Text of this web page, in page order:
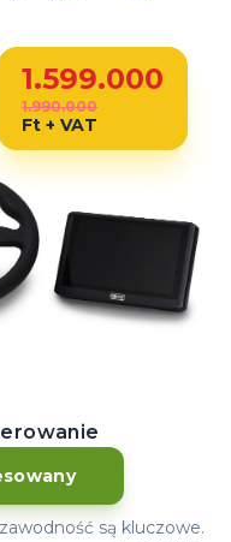
1.599.000
1.990.000
Ft + VAT
są kluczowe.